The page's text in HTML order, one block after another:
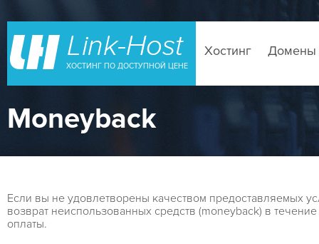
ХОСТИНГ ПО ДОСТУПНОЙ ЦЕНЕ
Хостинг Домены
Moneyback
Если вы не удовлетворены качеством предоставляемых
возврат неиспользованных средств (moneyback) в
оплаты.